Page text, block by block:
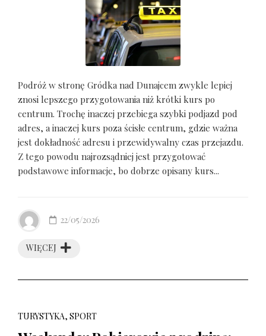
Podróż w stronę Gródka nad Dunajcem zwykle lepiej
znosi lepszego przygotowania niż krótki kurs po
centrum. Trochę inaczej przebiega szybki podjazd pod
adres, a inaczej kurs poza ścisłe centrum, gdzie ważna
jest dokładność adresu i przewidywalny czas przejazdu.
Z tego powodu najrozsądniej jest przygotować
podstawowe informacje, bo dobrze opisany kurs...
WIĘCEJ
22/05/2026
TURYSTYKA, SPORT